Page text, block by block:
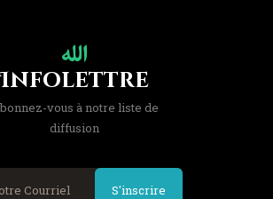
Infolettre
vous à notre liste de
diffusion
S'inscrire